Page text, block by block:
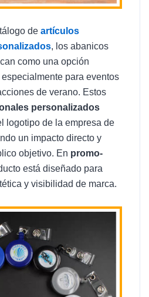
de artículos
, los abanicos
como una opción
para eventos
de verano. Estos
personalizados
logotipo de la empresa de
un impacto directo y
objetivo. En promo-
está diseñado para
y visibilidad de marca.